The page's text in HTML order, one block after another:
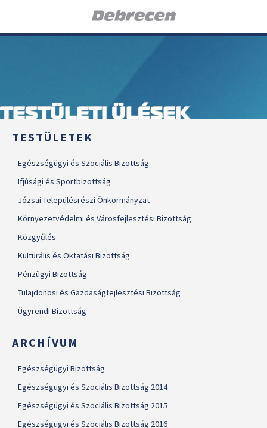
TESTÜLETI ÜLÉSEK
TESTÜLETEK
Egészségügyi és Szociális Bizottság
Ifjúsági és Sportbizottság
Józsai Településrészi Önkormányzat
Környezetvédelmi és Városfejlesztési Bizottság
Közgyűlés
Kulturális és Oktatási Bizottság
Pénzügyi Bizottság
Tulajdonosi és Gazdaságfejlesztési Bizottság
Ügyrendi Bizottság
ARCHÍVUM
Egészségügyi Bizottság
Egészségügyi és Szociális Bizottság 2014
Egészségügyi és Szociális Bizottság 2015
Egészségügyi és Szociális Bizottság 2016